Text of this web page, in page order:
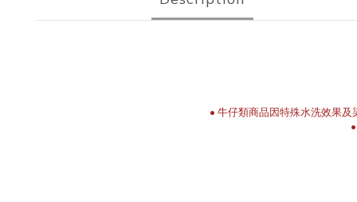
• 牛仔類商品因特殊水洗效果